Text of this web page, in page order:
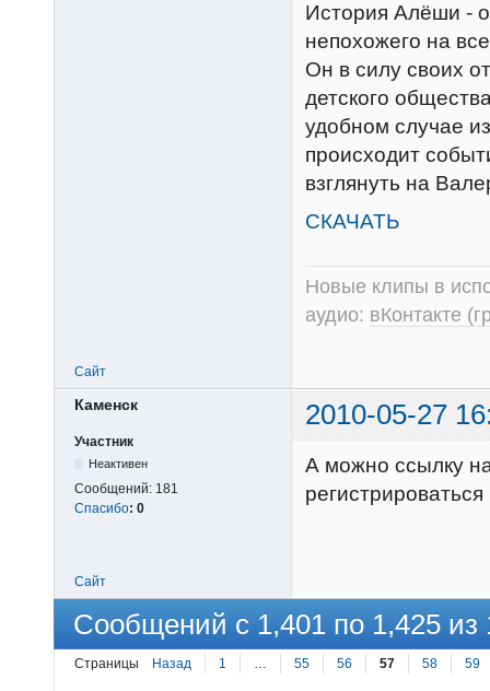
История Алёши -
непохожего на
Он в силу своих
детского
удобном случае
происходит
взглянуть на
СКАЧАТЬ
Новые клипы в
аудио: вКонтакте
Сайт
Каменск 2010-05-27
Участник
Неактивен
Сообщений: 181
Спасибо: 0
А можно ссылку
Сайт
Сообщений с 1,401 по 1,425 из
Страницы Назад 1 … 55 56 57 58 59